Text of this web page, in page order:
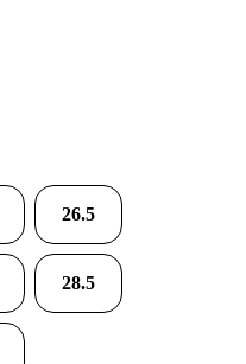
26.5
28.5